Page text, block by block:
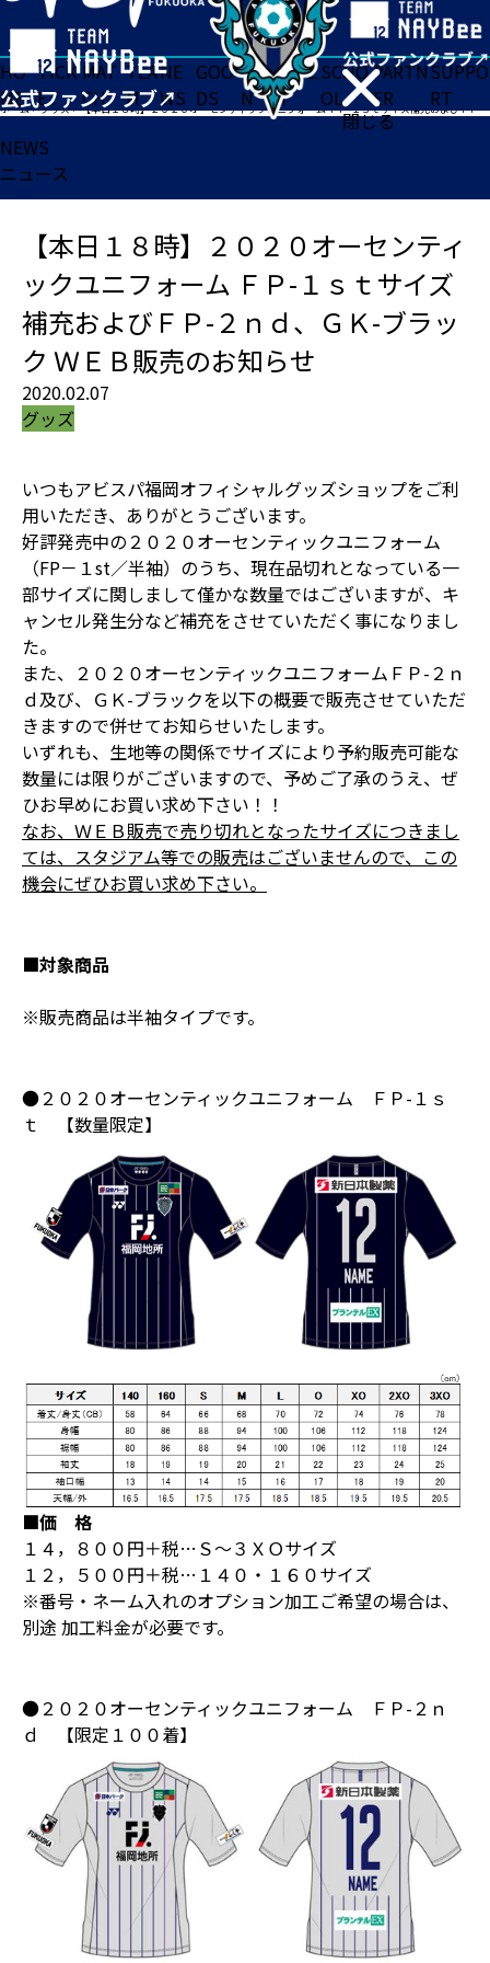
閉じる
HO
ME
TICK
ET
MAT
CH
TEA
M
NE
WS
GOO
DS
FA
N
ACADE
MY
SCHO
OL
PARTN
ER
SUPPO
RT
ホーム>グッズ>【本日１８時】２０２０オーセンティックユニフォーム ＦＰ-１ｓｔサイズ補充およびＦＰ-２ｎｄ、ＧＫ-ブラック ＷＥＢ販売のお知らせ
NEWS
ニュース
【本日１８時】２０２０オーセンティ
ックユニフォーム ＦＰ-１ｓｔサイズ
補充およびＦＰ-２ｎｄ、ＧＫ-ブラッ
ク ＷＥＢ販売のお知らせ
2020.02.07
グッズ
いつもアビスパ福岡オフィシャルグッズショップをご利
用いただき、ありがとうございます。
好評発売中の２０２０オーセンティックユニフォーム
（FP－１st／半袖）のうち、現在品切れとなっている一
部サイズに関しまして僅かな数量ではございますが、キ
ャンセル発生分など補充をさせていただく事になりまし
た。
また、２０２０オーセンティックユニフォームＦＰ-２ｎ
ｄ及び、ＧＫ-ブラックを以下の概要で販売させていただ
きますので併せてお知らせいたします。
いずれも、生地等の関係でサイズにより予約販売可能な
数量には限りがございますので、予めご了承のうえ、ぜ
ひお早めにお買い求め下さい！！
なお、ＷＥＢ販売で売り切れとなったサイズにつきまし
ては、スタジアム等での販売はございませんので、この
機会にぜひお買い求め下さい。
■対象商品
※販売商品は半袖タイプです。
●２０２０オーセンティックユニフォーム ＦＰ-１ｓ
ｔ 【数量限定】
■価 格
１４，８００円＋税…Ｓ～３ＸＯサイズ
１２，５００円＋税…１４０・１６０サイズ
※番号・ネーム入れのオプション加工ご希望の場合は、
別途 加工料金が必要です。
●２０２０オーセンティックユニフォーム ＦＰ-２ｎ
ｄ 【限定１００着】